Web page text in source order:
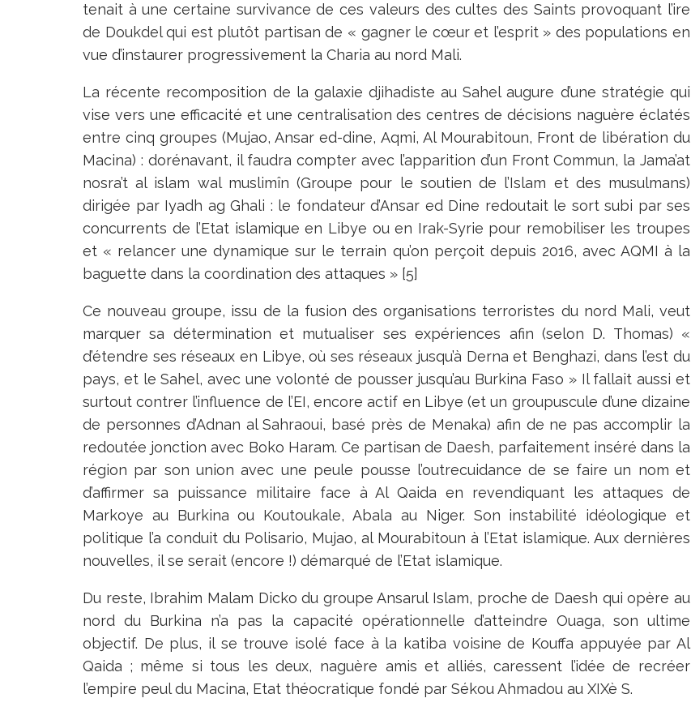
tenait à une certaine survivance de ces valeurs des cultes des Saints provoquant l’ire
de Doukdel qui est plutôt partisan de « gagner le cœur et l’esprit » des populations en
vue d’instaurer progressivement la Charia au nord Mali.
La récente recomposition de la galaxie djihadiste au Sahel augure d’une stratégie qui
vise vers une efficacité et une centralisation des centres de décisions naguère éclatés
entre cinq groupes (Mujao, Ansar ed-dine, Aqmi, Al Mourabitoun, Front de libération du
Macina) : dorénavant, il faudra compter avec l’apparition d’un Front Commun, la Jama’at
nosra’t al islam wal muslimîn (Groupe pour le soutien de l’Islam et des musulmans)
dirigée par Iyadh ag Ghali : le fondateur d’Ansar ed Dine redoutait le sort subi par ses
concurrents de l’Etat islamique en Libye ou en Irak-Syrie pour remobiliser les troupes
et « relancer une dynamique sur le terrain qu’on perçoit depuis 2016, avec AQMI à la
baguette dans la coordination des attaques » [5]
Ce nouveau groupe, issu de la fusion des organisations terroristes du nord Mali, veut
marquer sa détermination et mutualiser ses expériences afin (selon D. Thomas) «
d’étendre ses réseaux en Libye, où ses réseaux jusqu’à Derna et Benghazi, dans l’est du
pays, et le Sahel, avec une volonté de pousser jusqu’au Burkina Faso » Il fallait aussi et
surtout contrer l’influence de l’EI, encore actif en Libye (et un groupuscule d’une dizaine
de personnes d’Adnan al Sahraoui, basé près de Menaka) afin de ne pas accomplir la
redoutée jonction avec Boko Haram. Ce partisan de Daesh, parfaitement inséré dans la
région par son union avec une peule pousse l’outrecuidance de se faire un nom et
d’affirmer sa puissance militaire face à Al Qaida en revendiquant les attaques de
Markoye au Burkina ou Koutoukale, Abala au Niger. Son instabilité idéologique et
politique l’a conduit du Polisario, Mujao, al Mourabitoun à l’Etat islamique. Aux dernières
nouvelles, il se serait (encore !) démarqué de l’Etat islamique.
Du reste, Ibrahim Malam Dicko du groupe Ansarul Islam, proche de Daesh qui opère au
nord du Burkina n’a pas la capacité opérationnelle d’atteindre Ouaga, son ultime
objectif. De plus, il se trouve isolé face à la katiba voisine de Kouffa appuyée par Al
Qaida ; même si tous les deux, naguère amis et alliés, caressent l’idée de recréer
l’empire peul du Macina, Etat théocratique fondé par Sékou Ahmadou au XIXè S.